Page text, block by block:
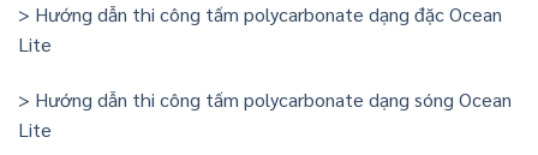
> Hướng dẫn thi công tấm polycarbonate dạng đặc Ocean
Lite
> Hướng dẫn thi công tấm polycarbonate dạng sóng Ocean
Lite